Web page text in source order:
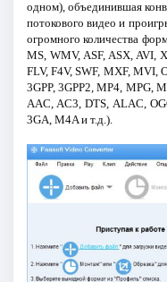
одном), объединившая
потокового видео и
огромного количества
MS, WMV, ASF, ASX, AVI,
FLV, F4V, SWF, MXF, MVI,
3GPP, 3GPP2, MP4, MPG,
AAC, AC3, DTS, ALAC,
3GA, M4A и т.д.).